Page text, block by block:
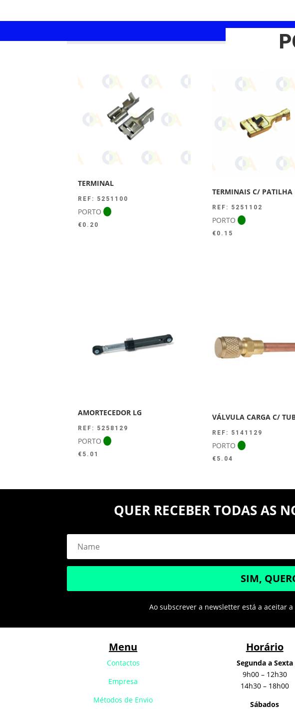
TERMINAL
REF: 5251100
PORTO
€ 0.20
TERMINAIS C/ PATILHA
REF: 5251102
PORTO
€ 0.15
AMORTECEDOR LG
REF: 5258129
PORTO
€ 5.01
VÁLVULA CARGA C/
REF: 5141129
PORTO
€ 5.04
QUER RECEBER TODAS AS
SIM,
Ao subscrever a newsletter está a aceitar
Menu
Contactos
Empresa
Métodos de Envio
Horário
Segunda a Sexta
9h00 – 12h30
14h30 – 18h00
Sábados